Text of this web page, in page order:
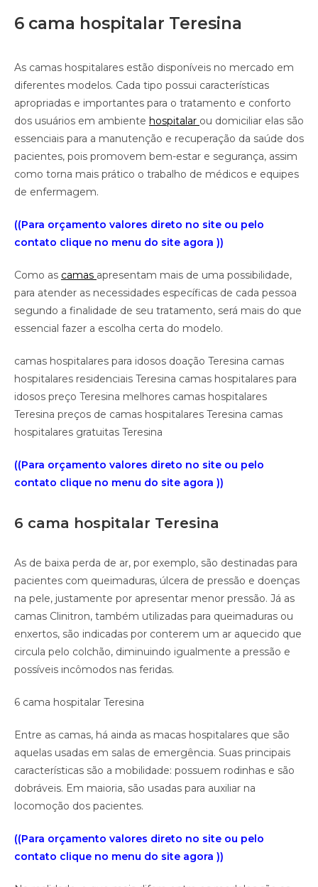
6 cama hospitalar Teresina
As camas hospitalares estão disponíveis no mercado em
diferentes modelos. Cada tipo possui características
apropriadas e importantes para o tratamento e conforto
dos usuários em ambiente hospitalar ou domiciliar elas são
essenciais para a manutenção e recuperação da saúde dos
pacientes, pois promovem bem-estar e segurança, assim
como torna mais prático o trabalho de médicos e equipes
de enfermagem.
((Para orçamento valores direto no site ou pelo
contato clique no menu do site agora ))
Como as camas apresentam mais de uma possibilidade,
para atender as necessidades específicas de cada pessoa
segundo a finalidade de seu tratamento, será mais do que
essencial fazer a escolha certa do modelo.
camas hospitalares para idosos doação Teresina camas
hospitalares residenciais Teresina camas hospitalares para
idosos preço Teresina melhores camas hospitalares
Teresina preços de camas hospitalares Teresina camas
hospitalares gratuitas Teresina
((Para orçamento valores direto no site ou pelo
contato clique no menu do site agora ))
6 cama hospitalar Teresina
As de baixa perda de ar, por exemplo, são destinadas para
pacientes com queimaduras, úlcera de pressão e doenças
na pele, justamente por apresentar menor pressão. Já as
camas Clinitron, também utilizadas para queimaduras ou
enxertos, são indicadas por conterem um ar aquecido que
circula pelo colchão, diminuindo igualmente a pressão e
possíveis incômodos nas feridas.
6 cama hospitalar Teresina
Entre as camas, há ainda as macas hospitalares que são
aquelas usadas em salas de emergência. Suas principais
características são a mobilidade: possuem rodinhas e são
dobráveis. Em maioria, são usadas para auxiliar na
locomoção dos pacientes.
((Para orçamento valores direto no site ou pelo
contato clique no menu do site agora ))